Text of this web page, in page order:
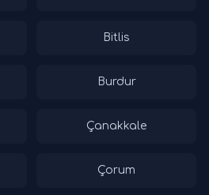
Bitlis
Burdur
Çanakkale
Çorum